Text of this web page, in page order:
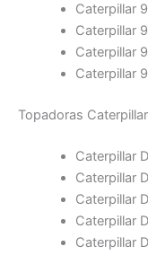
Caterpillar
Caterpillar
Caterpillar
Caterpillar
Topadoras Caterpillar
Caterpillar
Caterpillar
Caterpillar
Caterpillar
Caterpillar